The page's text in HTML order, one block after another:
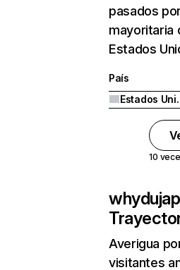
pasados
mayoritaria
Estados
País
10
Averigua
visitantes